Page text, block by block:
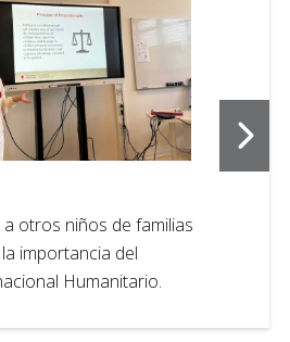
otros niños de familias
importancia del
Humanitario.